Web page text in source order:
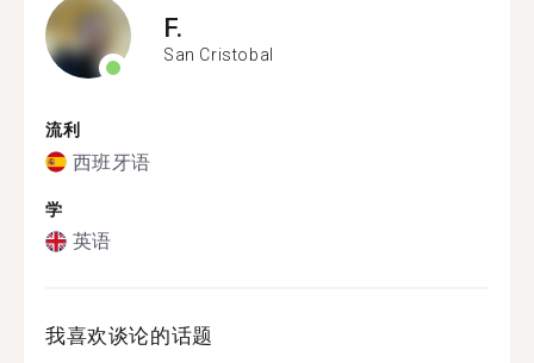
F.
San Cristobal
流利
西班牙语
学
英语
我喜欢谈论的话题